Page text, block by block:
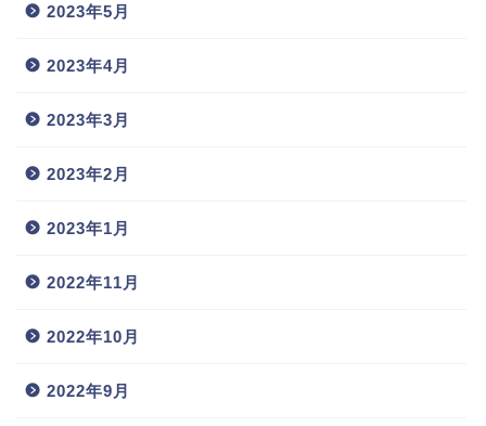
2023年5月
2023年4月
2023年3月
2023年2月
2023年1月
2022年11月
2022年10月
2022年9月